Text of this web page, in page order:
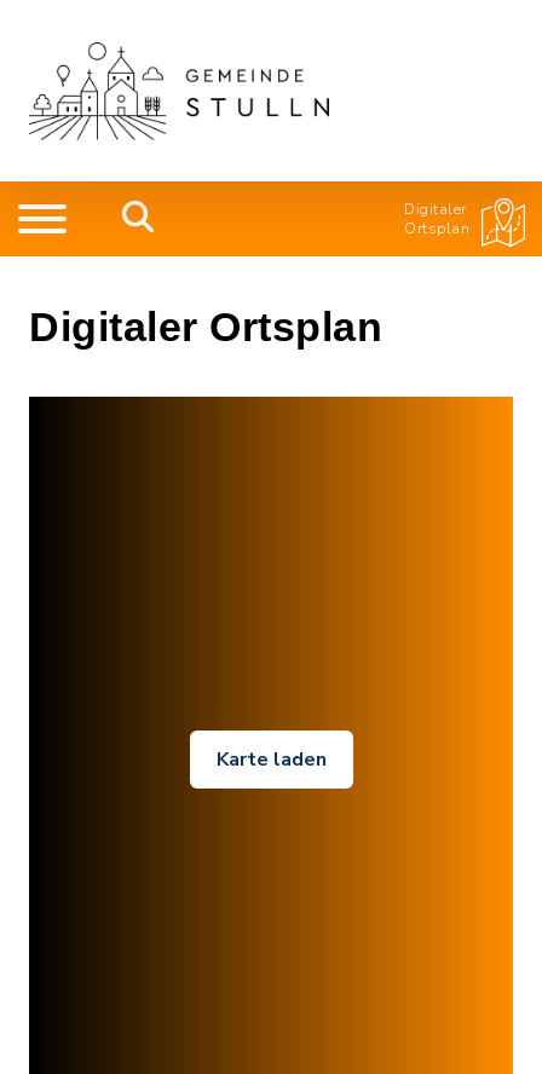
Digitaler
Ortsplan
Digitaler Ortsplan
Karte laden